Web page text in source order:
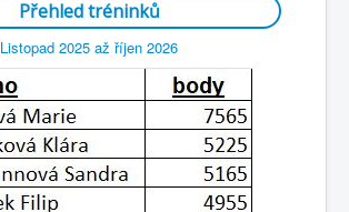
Přehled tréninků
Listopad 2025 až říjen 2026